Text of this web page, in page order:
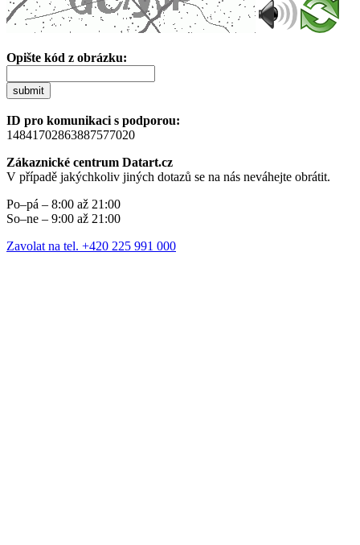
Opište kód z obrázku:
submit
ID pro komunikaci s podporou:
14841702863887577020
Zákaznické centrum Datart.cz
V případě jakýchkoliv jiných dotazů se na nás neváhejte obrátit.
Po–pá – 8:00 až 21:00
So–ne – 9:00 až 21:00
Zavolat na tel. +420 225 991 000